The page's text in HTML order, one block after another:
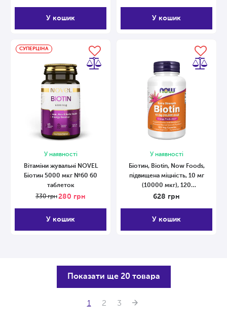
У кошик У кошик
СУПЕРЦІНА
У наявності
Вітаміни жувальні NOVEL
Біотин 5000 мкг №60 60
таблеток
330грн280 грн
У кошик
У наявності
Біотин, Biotin, Now Foods,
підвищена міцність, 10 мг
(10000 мкг), 120
вегетаріанських капсул 120
628 грн
У кошик
Показати ще 20 товара
1 2 3